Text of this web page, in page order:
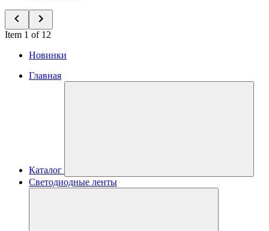
Item 1 of 12
Новинки
Главная
Каталог
Светодиодные ленты